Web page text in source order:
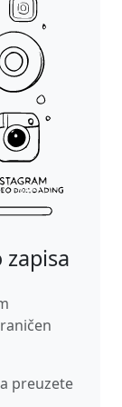
preuzete